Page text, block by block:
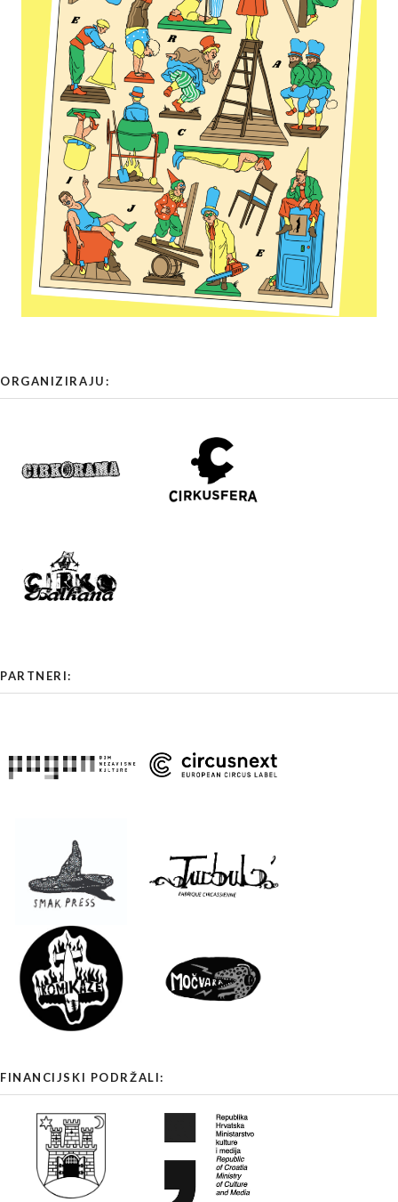
ORGANIZIRAJU:
PARTNERI:
FINANCIJSKI PODRŽALI: